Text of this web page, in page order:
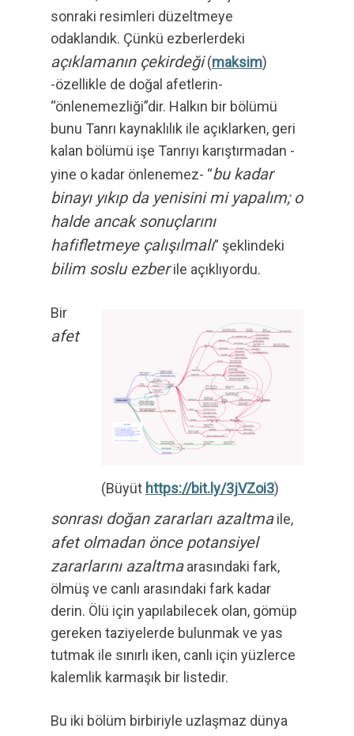
sonraki resimleri düzeltmeye
odaklandık. Çünkü ezberlerdeki
açıklamanın çekirdeği(maksim)
-özellikle de doğal afetlerin-
“önlenemezliği”dir. Halkın bir bölümü
bunu Tanrı kaynaklılık ile açıklarken, geri
kalan bölümü işe Tanrıyı karıştırmadan -
yine o kadar önlenemez- “bu kadar
binayı yıkıp da yenisini mi yapalım; o
halde ancak sonuçlarını
hafifletmeye çalışılmalı” şeklindeki
bilim soslu ezberile açıklıyordu.
(Büyüt https://bit.ly/3jVZoi3)
Bir
afet
sonrası doğan zararları azaltmaile,
afet olmadan önce potansiyel
zararlarını azaltmaarasındaki fark,
ölmüş ve canlı arasındaki fark kadar
derin. Ölü için yapılabilecek olan, gömüp
gereken taziyelerde bulunmak ve yas
tutmak ile sınırlı iken, canlı için yüzlerce
kalemlik karmaşık bir listedir.
Bu iki bölüm birbiriyle uzlaşmaz dünya